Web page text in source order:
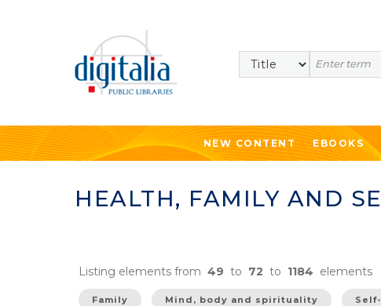
Search
NEW CONTENT EBOOKS
HEALTH, FAMILY AND
Listing elements from 49 to 72 to 1184 elements
Family Mind, body and spirituality